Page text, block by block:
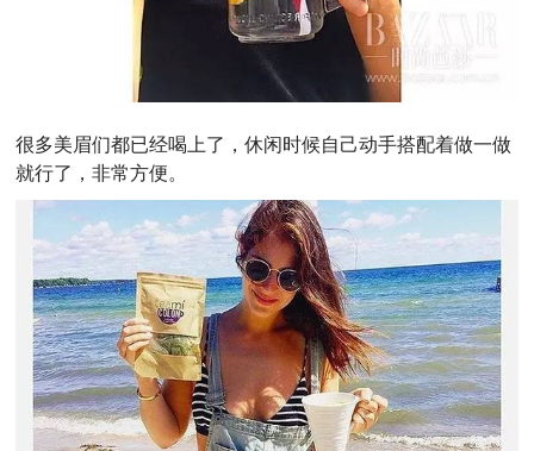
很多美眉们都已经喝上了，休闲时候自己动手搭配着做一做
就行了，非常方便。